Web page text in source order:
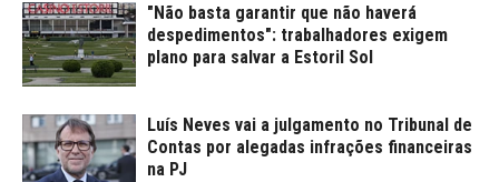
"Não basta garantir que não haverá
despedimentos": trabalhadores exigem
plano para salvar a Estoril Sol
Luís Neves vai a julgamento no Tribunal de
Contas por alegadas infrações financeiras
na PJ